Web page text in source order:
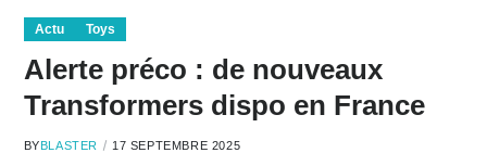
Actu Toys
Alerte préco : de nouveaux
Transformers dispo en France
BYBLASTER 17 SEPTEMBRE 2025